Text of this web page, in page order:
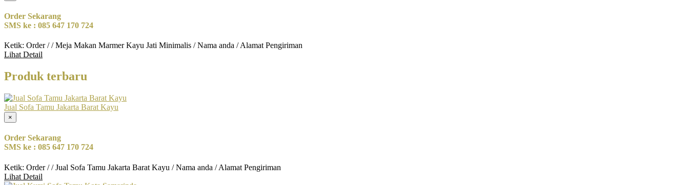
Order Sekarang
SMS ke : 085 647 170 724
Ketik: Order / / Meja Makan Marmer Kayu Jati Minimalis / Nama anda / Alamat Pengiriman
Lihat Detail
Produk terbaru
Jual Sofa Tamu Jakarta Barat Kayu
×
Order Sekarang
SMS ke : 085 647 170 724
Ketik: Order / / Jual Sofa Tamu Jakarta Barat Kayu / Nama anda / Alamat Pengiriman
Lihat Detail